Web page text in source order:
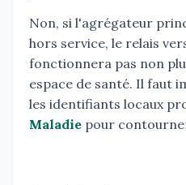
Non, si l'agrégateur
hors service, le relais
fonctionnera pas non
espace de santé. Il faut
les identifiants locaux
Maladie pour